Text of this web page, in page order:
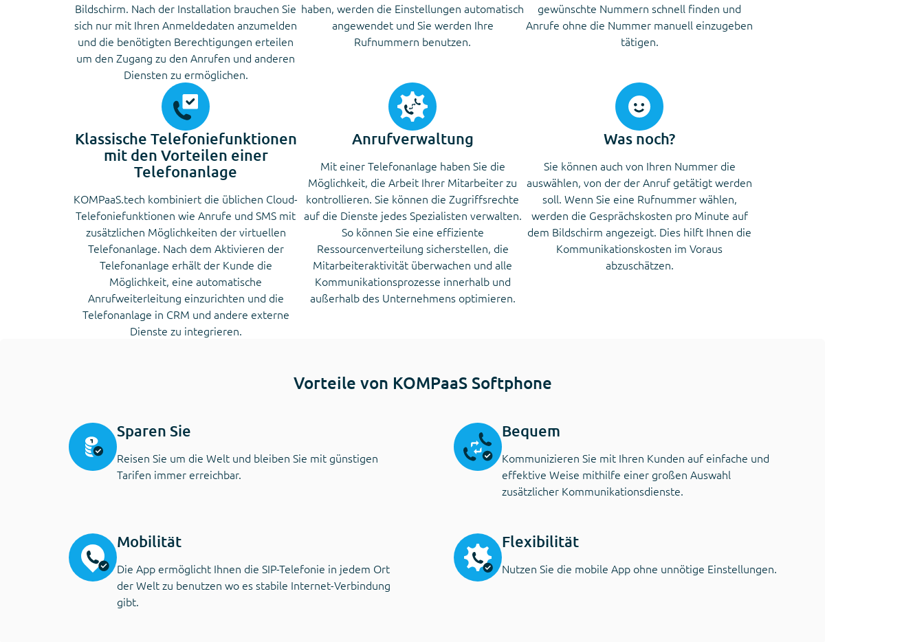
Bildschirm. Nach der Installation brauchen Sie
sich nur mit Ihren Anmeldedaten anzumelden
und die benötigten Berechtigungen erteilen
um den Zugang zu den Anrufen und anderen
Diensten zu ermöglichen.
haben, werden die Einstellungen automatisch
angewendet und Sie werden Ihre
Rufnummern benutzen.
gewünschte Nummern schnell finden und
Anrufe ohne die Nummer manuell einzugeben
tätigen.
Klassische Telefoniefunktionen
mit den Vorteilen einer
Telefonanlage
KOMPaaS.tech kombiniert die üblichen Cloud-
Telefoniefunktionen wie Anrufe und SMS mit
zusätzlichen Möglichkeiten der virtuellen
Telefonanlage. Nach dem Aktivieren der
Telefonanlage erhält der Kunde die
Möglichkeit, eine automatische
Anrufweiterleitung einzurichten und die
Telefonanlage in CRM und andere externe
Dienste zu integrieren.
Anrufverwaltung
Mit einer Telefonanlage haben Sie die
Möglichkeit, die Arbeit Ihrer Mitarbeiter zu
kontrollieren. Sie können die Zugriffsrechte
auf die Dienste jedes Spezialisten verwalten.
So können Sie eine effiziente
Ressourcenverteilung sicherstellen, die
Mitarbeiteraktivität überwachen und alle
Kommunikationsprozesse innerhalb und
außerhalb des Unternehmens optimieren.
Was noch?
Sie können auch von Ihren Nummer die
auswählen, von der der Anruf getätigt werden
soll. Wenn Sie eine Rufnummer wählen,
werden die Gesprächskosten pro Minute auf
dem Bildschirm angezeigt. Dies hilft Ihnen die
Kommunikationskosten im Voraus
abzuschätzen.
Vorteile von KOMPaaS Softphone
Sparen Sie
Reisen Sie um die Welt und bleiben Sie mit günstigen
Tarifen immer erreichbar.
Bequem
Kommunizieren Sie mit Ihren Kunden auf einfache und
effektive Weise mithilfe einer großen Auswahl
zusätzlicher Kommunikationsdienste.
Mobilität
Die App ermöglicht Ihnen die SIP-Telefonie in jedem Ort
der Welt zu benutzen wo es stabile Internet-Verbindung
gibt.
Flexibilität
Nutzen Sie die mobile App ohne unnötige Einstellungen.